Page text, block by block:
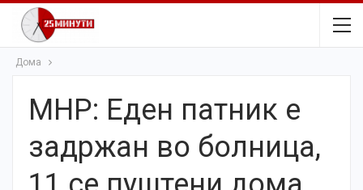
Дома
МНР: Еден патник е
задржан во болница,